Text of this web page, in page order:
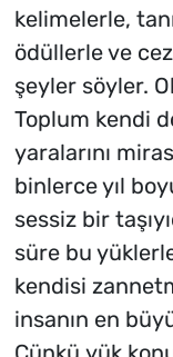
kelimelerle,
ödüllerle ve
şeyler söyler.
Toplum kendi
yaralarını
binlerce yıl
sessiz bir
süre bu
kendisi
insanın en